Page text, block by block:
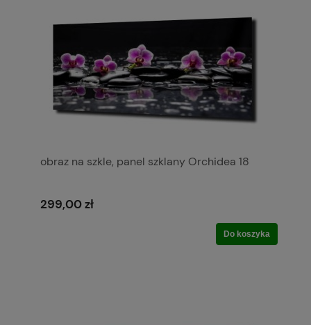
obraz na szkle, panel szklany Orchidea 18
299,00 zł
Do koszyka